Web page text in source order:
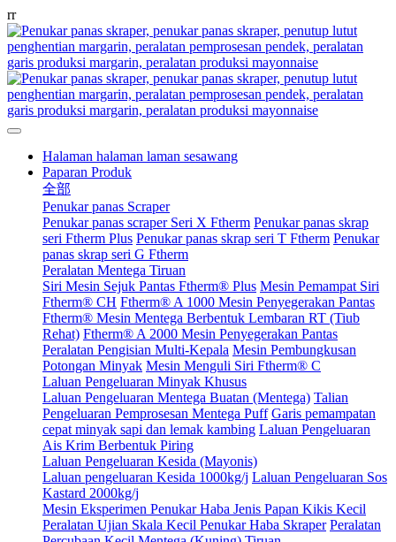
rr
Halaman halaman laman sesawang
Paparan Produk
全部
Penukar panas Scraper
Penukar panas scraper Seri X Ftherm Penukar panas skrap
seri Ftherm Plus Penukar panas skrap seri T Ftherm Penukar
panas skrap seri G Ftherm
Peralatan Mentega Tiruan
Siri Mesin Sejuk Pantas Ftherm® Plus Mesin Pemampat Siri
Ftherm® CH Ftherm® A 1000 Mesin Penyegerakan Pantas
Ftherm® Mesin Mentega Berbentuk Lembaran RT (Tiub
Rehat) Ftherm® A 2000 Mesin Penyegerakan Pantas
Peralatan Pengisian Multi-Kepala Mesin Pembungkusan
Potongan Minyak Mesin Menguli Siri Ftherm® C
Laluan Pengeluaran Minyak Khusus
Laluan Pengeluaran Mentega Buatan (Mentega) Talian
Pengeluaran Pemprosesan Mentega Puff Garis pemampatan
cepat minyak sapi dan lemak kambing Laluan Pengeluaran
Ais Krim Berbentuk Piring
Laluan Pengeluaran Kesida (Mayonis)
Laluan pengeluaran Kesida 1000kg/j Laluan Pengeluaran Sos
Kastard 2000kg/j
Mesin Eksperimen Penukar Haba Jenis Papan Kikis Kecil
Peralatan Ujian Skala Kecil Penukar Haba Skraper Peralatan